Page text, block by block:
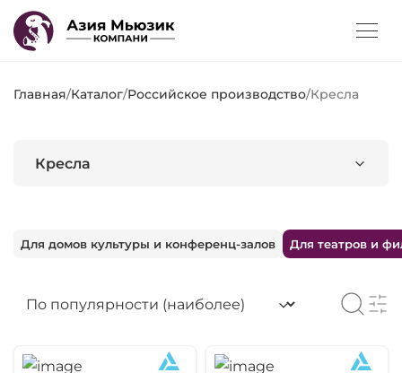
Главная/Каталог/Российское производство/Кресла
Кресла
Для домов культуры и конференц-залов Для театров и